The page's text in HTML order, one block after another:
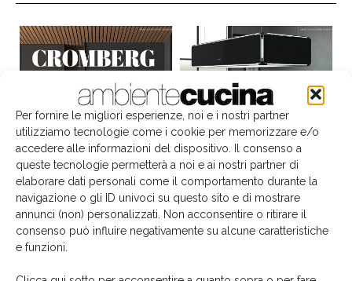
Per fornire le migliori esperienze, noi e i nostri partner
utilizziamo tecnologie come i cookie per memorizzare e/o
accedere alle informazioni del dispositivo. Il consenso a
queste tecnologie permetterà a noi e ai nostri partner di
elaborare dati personali come il comportamento durante la
navigazione o gli ID univoci su questo sito e di mostrare
annunci (non) personalizzati. Non acconsentire o ritirare il
consenso può influire negativamente su alcune caratteristiche
e funzioni.